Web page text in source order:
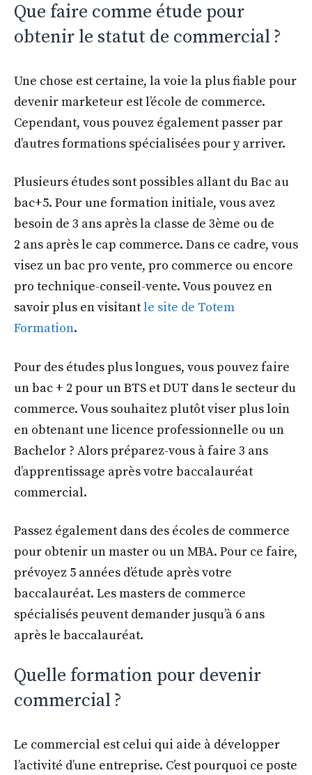
Que faire comme étude pour
obtenir le statut de commercial ?
Une chose est certaine, la voie la plus fiable pour
devenir marketeur est l’école de commerce.
Cependant, vous pouvez également passer par
d’autres formations spécialisées pour y arriver.
Plusieurs études sont possibles allant du Bac au
bac+5. Pour une formation initiale, vous avez
besoin de 3 ans après la classe de 3ème ou de
2 ans après le cap commerce. Dans ce cadre, vous
visez un bac pro vente, pro commerce ou encore
pro technique-conseil-vente. Vous pouvez en
savoir plus en visitantle site de Totem
Formation.
Pour des études plus longues, vous pouvez faire
un bac + 2 pour un BTS et DUT dans le secteur du
commerce. Vous souhaitez plutôt viser plus loin
en obtenant une licence professionnelle ou un
Bachelor ? Alors préparez-vous à faire 3 ans
d’apprentissage après votre baccalauréat
commercial.
Passez également dans des écoles de commerce
pour obtenir un master ou un MBA. Pour ce faire,
prévoyez 5 années d’étude après votre
baccalauréat. Les masters de commerce
spécialisés peuvent demander jusqu’à 6 ans
après le baccalauréat.
Quelle formation pour devenir
commercial ?
Le commercial est celui qui aide à développer
l’activité d’une entreprise. C’est pourquoi ce poste